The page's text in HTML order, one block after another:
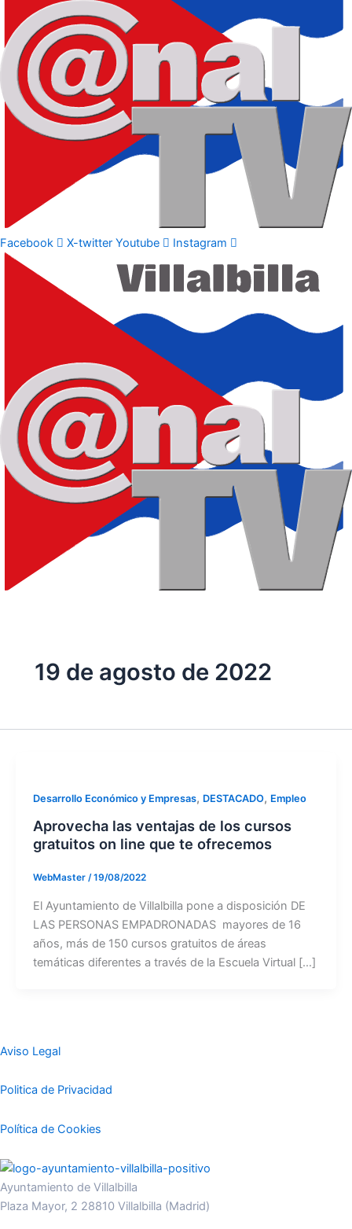
Facebook X-twitter Youtube Instagram
19 de agosto de 2022
Desarrollo Económico y Empresas, DESTACADO, Empleo
Aprovecha las ventajas de los cursos
gratuitos on line que te ofrecemos
WebMaster /19/08/2022
El Ayuntamiento de Villalbilla pone a disposición DE
LAS PERSONAS EMPADRONADAS mayores de 16
años, más de 150 cursos gratuitos de áreas
temáticas diferentes a través de la Escuela Virtual […]
Aviso Legal
Politica de Privacidad
Política de Cookies
Ayuntamiento de Villalbilla
Plaza Mayor, 2 28810 Villalbilla (Madrid)